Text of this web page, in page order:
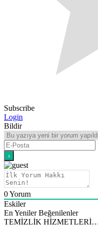
Subscribe
Login
Bildir
0Yorum
Eskiler
En Yeniler Beğenilenler
TEMİZLİK